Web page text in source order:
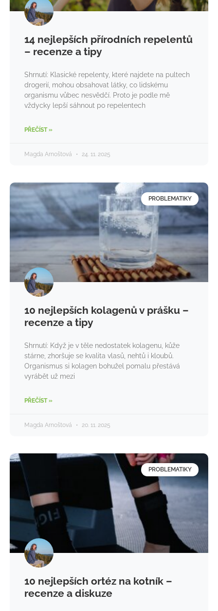
14 nejlepších přírodních repelentů
– recenze a tipy
Shrnutí: Klasické repelenty, které najdete na pultech
drogerií, mohou obsahovat látky, co lidskému
organismu vůbec nesvědčí. Proto je podle mě
vždycky lepší sáhnout po repelentech
PŘEČÍST »
Magda Arnoštová 24. 11. 2025
PROBLEMATIKY
10 nejlepších kolagenů v prášku –
recenze a tipy
Shrnutí: Když je v těle nedostatek kolagenu, kůže
stárne, zhoršuje se kvalita vlasů, nehtů i kloubů.
Organismus si kolagen bohužel pomalu přestává
vyrábět už mezi
PŘEČÍST »
Magda Arnoštová 20. 11. 2025
PROBLEMATIKY
10 nejlepších ortéz na kotník –
recenze a diskuze